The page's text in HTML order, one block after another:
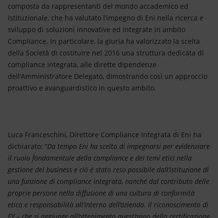
composta da rappresentanti del mondo accademico ed
istituzionale, che ha valutato l’impegno di Eni nella ricerca e
sviluppo di soluzioni innovative ed integrate in ambito
Compliance. In particolare, la giuria ha valorizzato la scelta
della Società di costituire nel 2016 una struttura dedicata di
compliance integrata, alle dirette dipendenze
dell'Amministratore Delegato, dimostrando così un approccio
proattivo e avanguardistico in questo ambito.
Luca Franceschini, Direttore Compliance Integrata di Eni ha
dichiarato: “Da tempo Eni ha scelto di impegnarsi per evidenziare
il ruolo fondamentale della compliance e dei temi etici nella
gestione del business e ciò è stato reso possibile dall’istituzione di
una funzione di compliance integrata, nonché dal contributo delle
proprie persone nella diffusione di una cultura di conformità
etica e responsabilità all’interno dell’azienda. Il riconoscimento di